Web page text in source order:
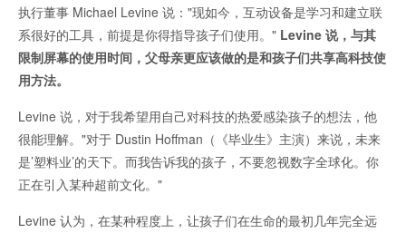
执行董事 Michael Levine 说："现如今，互动设备是学习和建立联
系很好的工具，前提是你得指导孩子们使用。" Levine 说，与其
限制屏幕的使用时间，父母亲更应该做的是和孩子们共享高科技使
用方法。
Levine 说，对于我希望用自己对科技的热爱感染孩子的想法，他
很能理解。"对于 Dustin Hoffman（《毕业生》主演）来说，未来
是’塑料业’的天下。而我告诉我的孩子，不要忽视数字全球化。你
正在引入某种超前文化。"
Levine 认为，在某种程度上，让孩子们在生命的最初几年完全远